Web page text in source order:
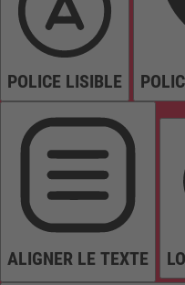
POLICE LISIBLE
ALIGNER LE TEXTE